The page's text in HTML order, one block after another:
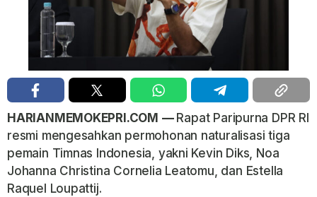
HARIANMEMOKEPRI.COM — Rapat Paripurna DPR RI
resmi mengesahkan permohonan naturalisasi tiga
pemain Timnas Indonesia, yakni Kevin Diks, Noa
Johanna Christina Cornelia Leatomu, dan Estella
Raquel Loupattij.